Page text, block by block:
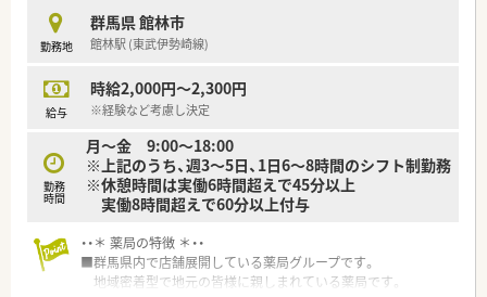
後の片付けを終えて19時頃には帰宅できる環境です。
【こんな方が活躍中】
層の患者様に優しく寄り添えるホスピタリティの高い方が活躍
中です。
に業務を進められる協調性のある方が力を発揮しています。
■施設や居宅への在宅医療に関心を持ち、地域の方々の健康維持
に積極的に貢献したいという熱意を持った方が多数在籍してい
ます。
勤務地
群馬県 館林市
館林駅 (東武伊勢崎線)
給与
時給2,000円～2,300円
※経験など考慮し決定
勤務
時間
月～金 9:00～18:00
※上記のうち、週3～5日、1日6～8時間のシフト制勤務
※休憩時間は実働6時間超えで45分以上
実働8時間超えで60分以上付与
・・＊ 薬局の特徴 ＊・・
■群馬県内で店舗展開している薬局グループです。
地域密着型で地元の皆様に親しまれている薬局です。